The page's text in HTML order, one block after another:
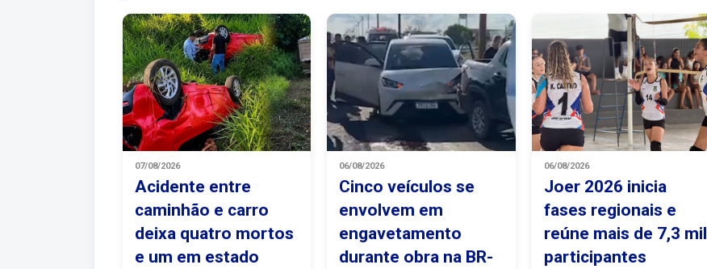
07/08/2026
Acidente entre
caminhão e carro
deixa quatro mortos
e um em estado
06/08/2026
Cinco veículos se
envolvem em
engavetamento
durante obra na BR-
06/08/2026
Joer 2026 inicia
fases regionais e
reúne mais de 7,3 mil
participantes